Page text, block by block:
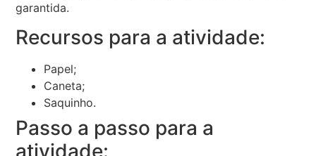
garantida.
Recursos para a atividade:
Papel;
Caneta;
Saquinho.
Passo a passo para a